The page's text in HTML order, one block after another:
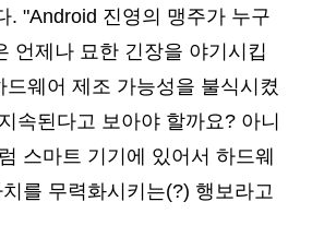
. "Android 진영의 맹주가 누구
언제나 묘한 긴장을 야기시킵
드웨어 제조 가능성을 불식시켰
속된다고 보아야 할까요? 아니
스마트 기기에 있어서 하드웨
를 무력화시키는(?) 행보라고